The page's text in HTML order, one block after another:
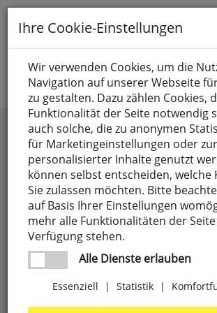
Toggle
Suche nach
Jetzt anmelden
KRINGE
Spot,1xGU10/4W
Ihre Cookie-Einstellungen
Wir verwenden Cookies, um die
Navigation auf unserer Webseite
zu gestalten. Dazu zählen Cookies,
Funktionalität der Seite notwendig
auch solche, die zu anonymen
für Marketingeinstellungen oder
personalisierter Inhalte genutzt
können selbst entscheiden, welche
Sie zulassen möchten. Bitte
auf Basis Ihrer Einstellungen
mehr alle Funktionalitäten der
Verfügung stehen.
Alle Dienste erlauben
Essenziell | Statistik |